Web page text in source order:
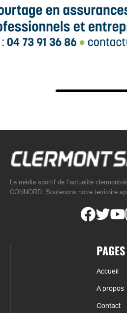
Le média sportif de l’actualité
CONNORD. Soutenons notre territoire
PAGES
Accueil
A propos
Contact